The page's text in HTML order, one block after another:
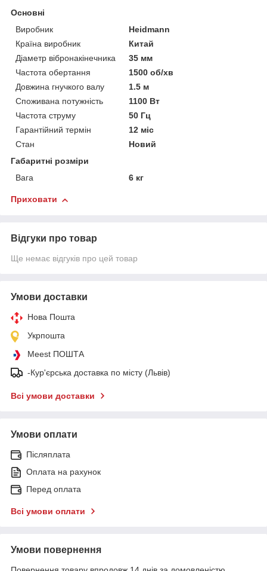
Основні
Виробник
Heidmann
Країна виробник
Китай
Діаметр вібронакінечника
35 мм
Частота обертання
1500 об/хв
Довжина гнучкого валу
1.5 м
Споживана потужність
1100 Вт
Частота струму
50 Гц
Гарантійний термін
12 міс
Стан
Новий
Габаритні розміри
Вага
6 кг
Приховати
Відгуки про товар
Ще немає відгуків про цей товар
Умови доставки
Нова Пошта
Укрпошта
Meest ПОШТА
-Кур'єрська доставка по місту (Львів)
Всі умови доставки
Умови оплати
Післяплата
Оплата на рахунок
Перед оплата
Всі умови оплати
Умови повернення